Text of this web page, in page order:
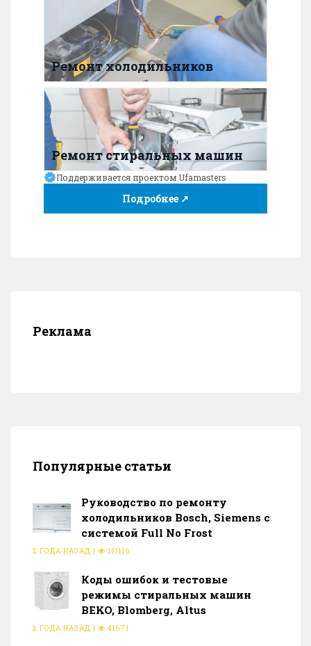
Ремонт холодильников
Ремонт стиральных машин
Поддерживается проектом Ufamasters
Подробнее ↗
Реклама
Популярные статьи
Руководство по ремонту
холодильников Bosch, Siemens с
системой Full No Frost
2 ГОДА НАЗАД | 111116
Коды ошибок и тестовые
режимы стиральных машин
BEKO, Blomberg, Altus
2 ГОДА НАЗАД | 41671